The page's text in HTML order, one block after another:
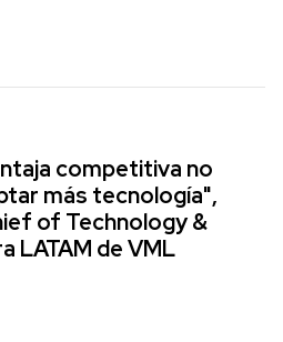
competitiva no
más tecnología",
of Technology &
LATAM de VML